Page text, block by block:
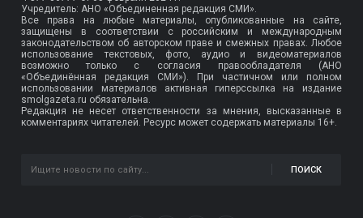
Учредитель: АНО «Объединенная редакция СМИ».
Все права на любые материалы, опубликованные на сайте,
защищены в соответствии с российским и международным
законодательством об авторском праве и смежных правах. Любое
использование текстовых, фото, аудио и видеоматериалов
возможно только с согласия правообладателя (АНО
«Объединённая редакция СМИ»). При частичном или полном
использовании материалов активная гиперссылка на издание
smolgazeta.ru обязательна.
Редакция не несет ответственности за мнения, высказанные в
комментариях читателей. Ресурс может содержать материалы 16+.
ПОИСК